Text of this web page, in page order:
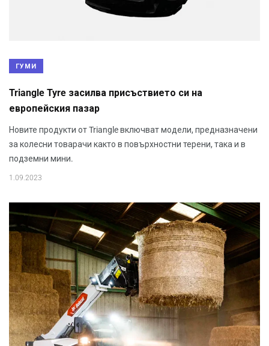
ГУМИ
Triangle Tyre засилва присъствието си на
европейския пазар
Новите продукти от Triangle включват модели, предназначени
за колесни товарачи както в повърхностни терени, така и в
подземни мини.
1.09.2023